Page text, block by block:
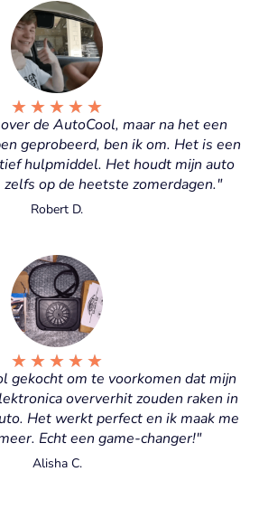
★ ★ ★ ★ ★
de AutoCool, maar na het een
geprobeerd, ben ik om. Het is een
hulpmiddel. Het houdt mijn auto
zelfs op de heetste zomerdagen."
Robert D.
★ ★ ★ ★ ★
gekocht om te voorkomen dat mijn
oververhit zouden raken in
Het werkt perfect en ik maak me
Echt een game-changer!"
Alisha C.